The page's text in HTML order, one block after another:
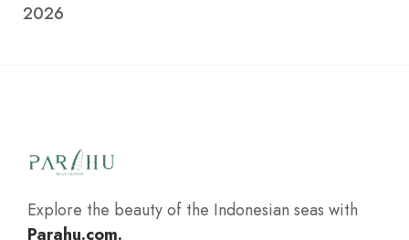
2026
Explore the beauty of the Indonesian seas with
Parahu.com.